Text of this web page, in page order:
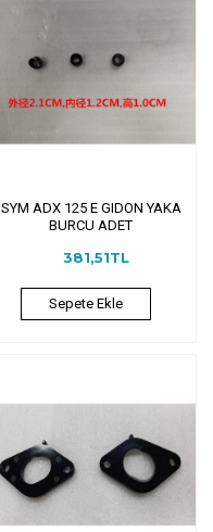
SYM ADX 125 E GIDON YAKA
BURCU ADET
381,51TL
Sepete Ekle